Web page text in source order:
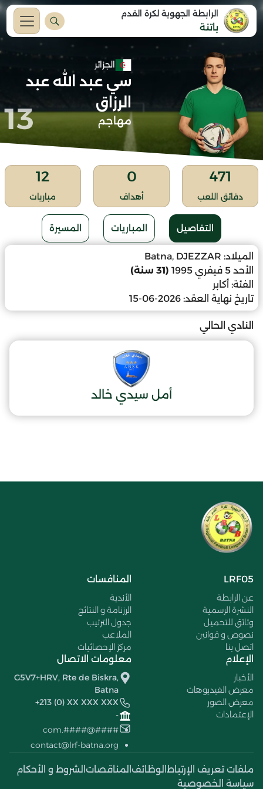
الرابطة الجهوية لكرة القدم
باتنة
الجزائر
سي عبد الله عبد
الرزاق
مهاجم 13
471
دقائق اللعب
0
أهداف
12
مباريات
التفاصيل المباريات المسيرة
الميلاد: Batna, DJEZZAR
الأحد 5 فيفري 1995
(31 سنة)
الفئة: أكابر
تاريخ نهاية العقد: 2026-06-15
النادي الحالي
أمل سيدي خالد
LRF05
عن الرابطة
النشرة الرسمية
وثائق للتحميل
نصوص و قوانين
اتصل بنا
المنافسات
الأندية
الرزنامة و النتائج
جدول الترتيب
الملاعب
مركز الإحصائيات
الإعلام
الأخبار
معرض الفيديوهات
معرض الصور
الإعتمادات
معلومات الاتصال
G5V7+HRV, Rte de Biskra,
Batna
+213 (0) XX XXX XXX
-
####@####.com
contact@lrf-batna.org
ملفات تعريف الإرتباط الوظائف المناقصات الشروط و الأحكام
سياسة الخصوصية